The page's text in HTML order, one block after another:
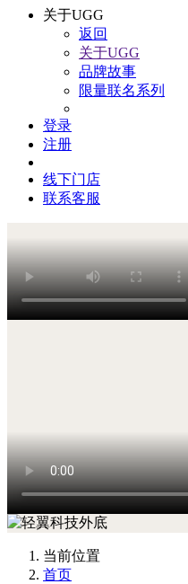
关于UGG
返回
关于UGG
品牌故事
限量联名系列
登录
注册
线下门店
联系客服
当前位置
首页